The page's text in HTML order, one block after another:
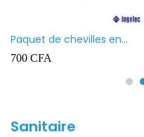
Paquet de chevilles en
plastique Ingelec – 8
700 CFA
Sanitaire